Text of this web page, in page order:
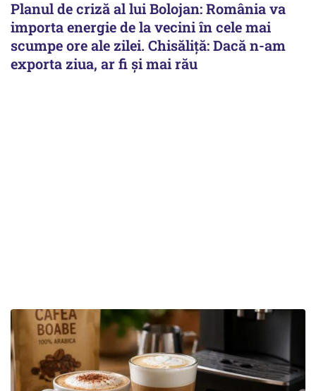
Planul de criză al lui Bolojan: România va
importa energie de la vecini în cele mai
scumpe ore ale zilei. Chisăliță: Dacă n-am
exporta ziua, ar fi și mai rău